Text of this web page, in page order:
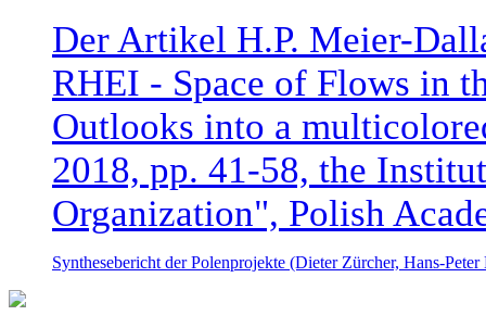
Der Artikel H.P. Meier-
RHEI - Space of Flows in
Outlooks into a
2018, pp. 41-58, the
Organization", Polish
Synthesebericht der Polenprojekte (Dieter Zürcher, Hans-